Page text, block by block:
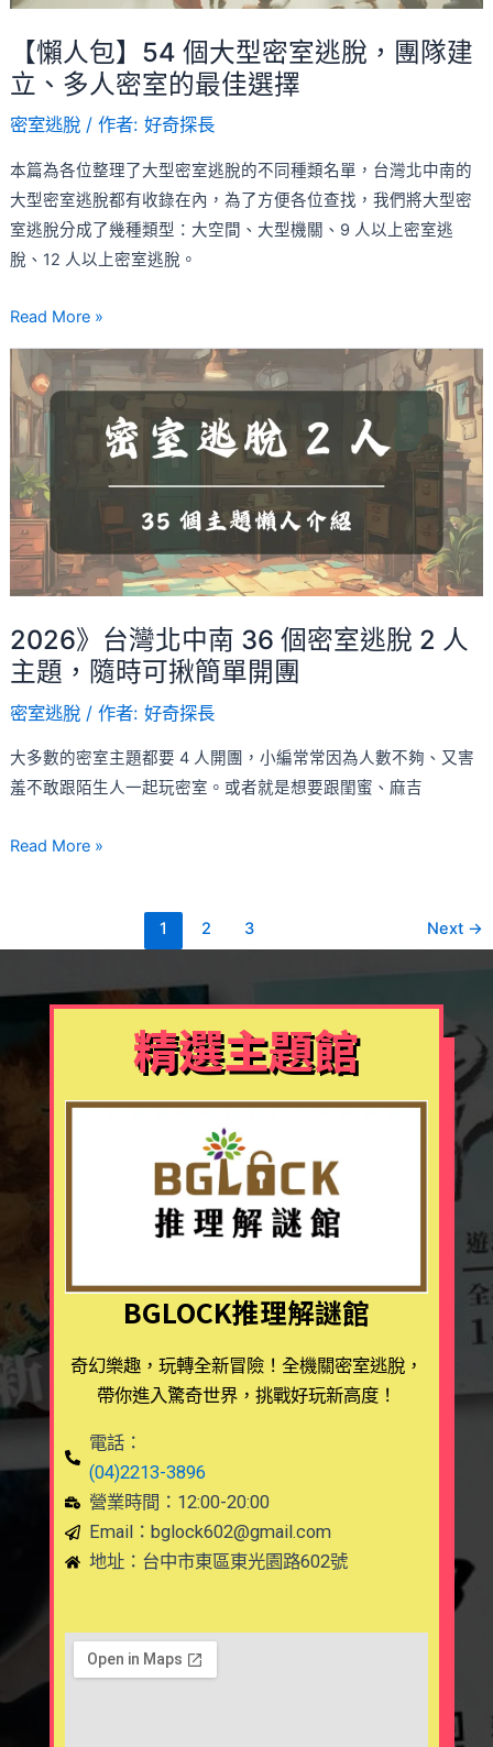
【懶人包】54 個大型密室逃脫，團隊建
立、多人密室的最佳選擇
密室逃脫/ 作者: 好奇探長
本篇為各位整理了大型密室逃脫的不同種類名單，台灣北中南的
大型密室逃脫都有收錄在內，為了方便各位查找，我們將大型密
室逃脫分成了幾種類型：大空間、大型機關、9 人以上密室逃
脫、12 人以上密室逃脫。
室
脫，
團
隊
建
立、
多
人
室
最
佳
選
擇
Read More »
2026》台灣北中南 36 個密室逃脫 2 人
主題，隨時可揪簡單開團
密室逃脫/ 作者: 好奇探長
大多數的密室主題都要 4 人開團，小編常常因為人數不夠、又害
羞不敢跟陌生人一起玩密室。或者就是想要跟閨蜜、麻吉
2026》
台
灣
北
中
南
36
個
密
室
逃
脫
2
人
主
隨
簡
Read More »
1 2 3 Next →
精選主題館
BGLOCK推理解謎館
奇幻樂趣，玩轉全新冒險！全機關密室逃脫，
帶你進入驚奇世界，挑戰好玩新高度！
電話：
(04)2213-3896
營業時間：12:00-20:00
Email： bglock602@gmail.com
地址：台中市東區東光園路602號